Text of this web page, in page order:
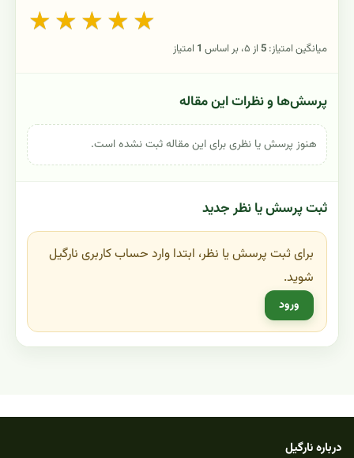
★ ★ ★ ★ ★
میانگین امتیاز: 5از ۵، بر اساس 1 امتیاز
پرسش‌ها و نظرات این مقاله
هنوز پرسش یا نظری برای این مقاله ثبت نشده است.
ثبت پرسش یا نظر جدید
برای ثبت پرسش یا نظر، ابتدا وارد حساب کاربری نارگیل
شوید.
ورود
درباره نارگیل